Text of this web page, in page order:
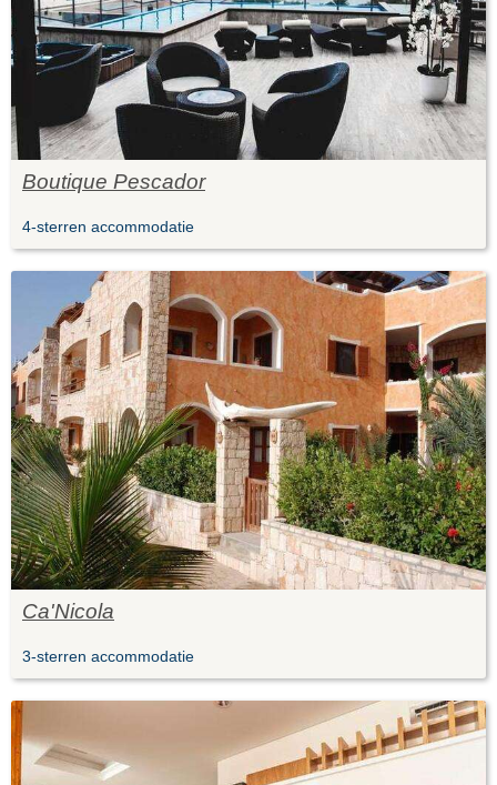
Boutique Pescador
4-sterren accommodatie
Ca'Nicola
3-sterren accommodatie